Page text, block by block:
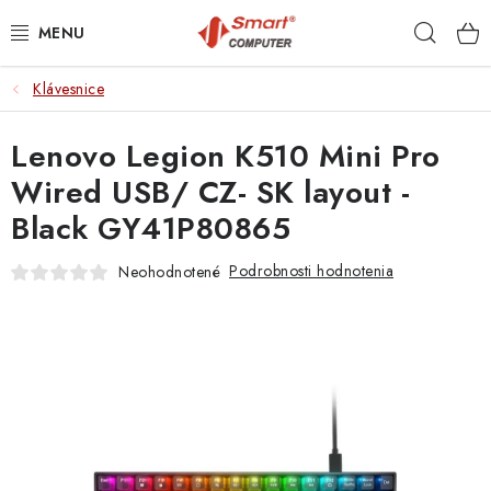
na
NOTEBOOKY
MOBILNÉ ZARIADENIA
PC A KOMPONENTY
PERIFÉRIE
Klávesnice
Lenovo Legion K510 Mini Pro
Wired USB/ CZ- SK layout -
Black GY41P80865
Neohodnotené Podrobnosti hodnotenia